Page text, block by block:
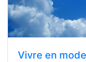
Vivre en